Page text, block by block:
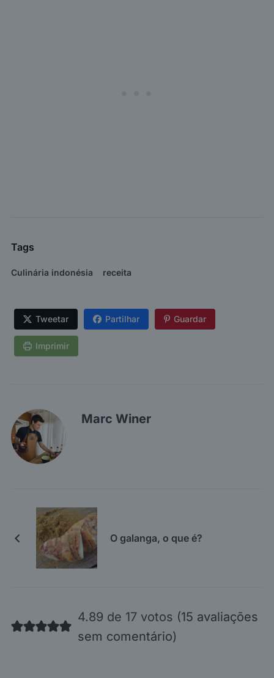
Tags
Culinária indonésia receita
Tweetar Partilhar Guardar
Imprimir
Marc Winer
O galanga, o que é?
4.89 de 17 votos (15 avaliações
sem comentário)